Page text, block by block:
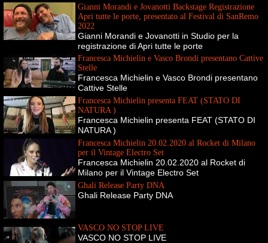
Gianni Morandi e Jovanotti Backstage Registrazione
Apri tutte le porte, presentato al Festival di SanRemo
2022
Gianni Morandi e Jovanotti in Studio per la
registrazione di Apri tutte le porte
Francesca Michielin e Vasco Brondi presentano Cattive
Stelle
Francesca Michielin e Vasco Brondi presentano
Cattive Stelle
Francesca Michielin presenta FEAT (STATO DI
NATURA )
Francesca Michielin presenta FEAT (STATO DI
NATURA )
Francesca Michielin 20.02.2020 al Rocket di Milano
per il Vintage Electro Set
Francesca Michielin 20.02.2020 al Rocket di
Milano per il Vintage Electro Set
Ghali Release Party DNA
Ghali Release Party DNA
VASCO NO STOP LIVE
VASCO NO STOP LIVE